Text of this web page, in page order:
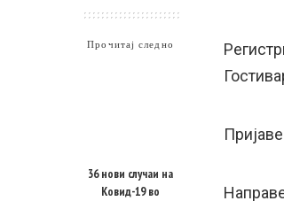
Прочитај следно
36 нови случаи на
Ковид-19 во